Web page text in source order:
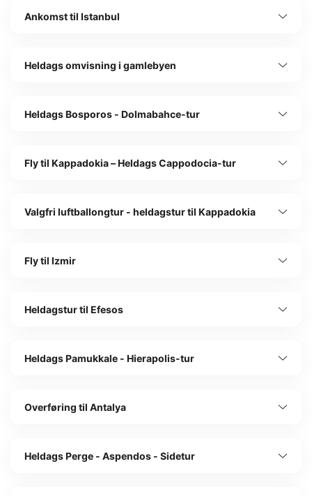
Ankomst til Istanbul
Heldags omvisning i gamlebyen
Heldags Bosporos - Dolmabahce-tur
Fly til Kappadokia – Heldags Cappodocia-tur
Valgfri luftballongtur - heldagstur til Kappadokia
Fly til Izmir
Heldagstur til Efesos
Heldags Pamukkale - Hierapolis-tur
Overføring til Antalya
Heldags Perge - Aspendos - Sidetur